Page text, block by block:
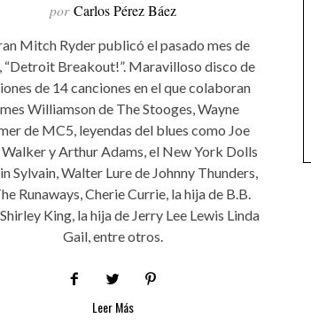
por Carlos Pérez Báez
Mitch Ryder publicó el pasado mes de
“Detroit Breakout!”. Maravilloso disco de
de 14 canciones en el que colaboran
Williamson de The Stooges, Wayne
de MC5, leyendas del blues como Joe
Walker y Arthur Adams, el New York Dolls
Sylvain, Walter Lure de Johnny Thunders,
Runaways, Cherie Currie, la hija de B.B.
King, la hija de Jerry Lee Lewis Linda
Gail, entre otros.
Leer Más